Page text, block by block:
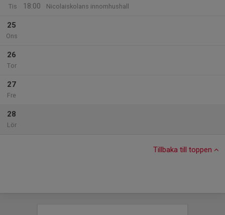
Tis
18:00
Nicolaiskolans innomhushall
25
Ons
26
Tor
27
Fre
28
Lör
Tillbaka till toppen